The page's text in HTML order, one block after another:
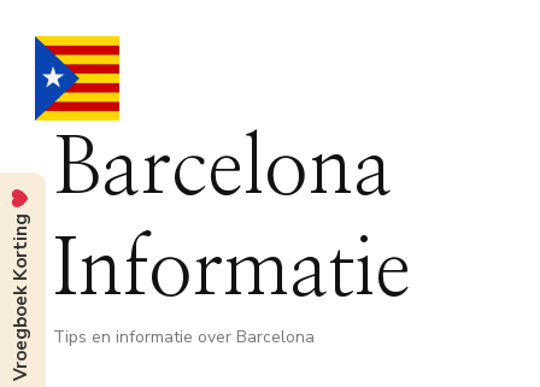
Barcelona
Informatie
Tips en informatie over Barcelona
Vroegboek Korting